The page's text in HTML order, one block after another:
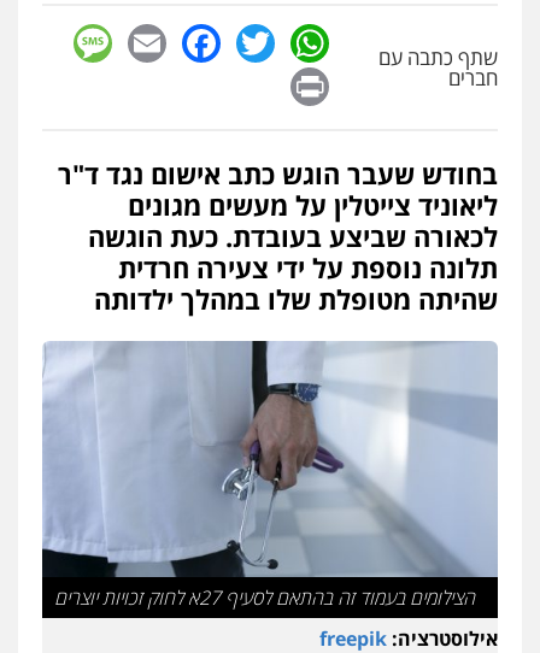
פשיעה חמורה ליווי וייצוג בחקירות
ומעצרים אסירים נוער
0525914163
לשעבר סגן מנהל המחלקה הפלילית
בפרקליטות המדינה
0506217994
עו"ד עידית שינו-אמיתי
פלילי עורכי דין לענייני אסירים פשיעה
0507587013
עו"ד אביגדור פלדמן
פלילי אסירים צווארון לבן
0505345826
עו"ד יאיר בן סימון
פלילי תעבורה אזרחי נזיקין ביטוח
0505719060
שתף כתבה עם
חברים
WhatsApp
Twitter
Facebook
Email
בחודש שעבר הוגש כתב אישום נגד ד"ר
ליאוניד צייטלין על מעשים מגונים
לכאורה שביצע בעובדת. כעת הוגשה
תלונה נוספת על ידי צעירה חרדית
שהיתה מטופלת שלו במהלך ילדותה
הצילומים בעמוד זה בהתאם לסעיף 27א לחוק זכויות יוצרים
אילוסטרציה: freepik